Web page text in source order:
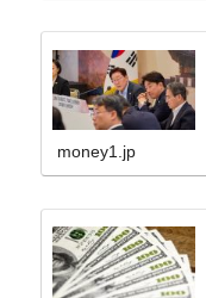
money1.jp